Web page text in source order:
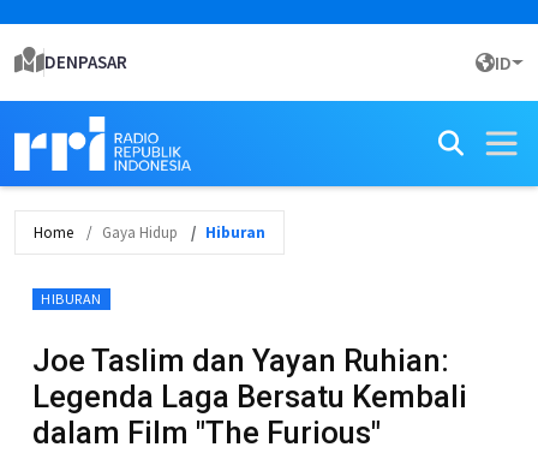
DENPASAR ID
Home Gaya Hidup Hiburan
HIBURAN
Joe Taslim dan Yayan Ruhian:
Legenda Laga Bersatu Kembali
dalam Film "The Furious"